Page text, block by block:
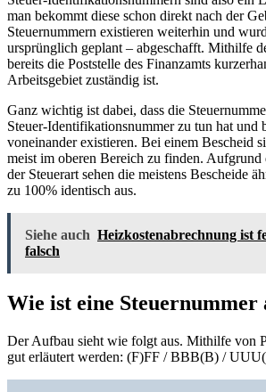
man bekommt diese schon direkt nach der
Steuernummern existieren weiterhin und
ursprünglich geplant – abgeschafft. Mithilfe
bereits die Poststelle des Finanzamts
Arbeitsgebiet zuständig ist.
Ganz wichtig ist dabei, dass die
Steuer-Identifikationsnummer zu tun hat und
voneinander existieren. Bei einem Bescheid
meist im oberen Bereich zu finden. Aufgrund
der Steuerart sehen die meistens Bescheide
zu 100% identisch aus.
Siehe auch Heizkostenabrechnung ist
falsch
Wie ist eine Steuernummer
Der Aufbau sieht wie folgt aus. Mithilfe von
gut erläutert werden: (F)FF / BBB(B) /